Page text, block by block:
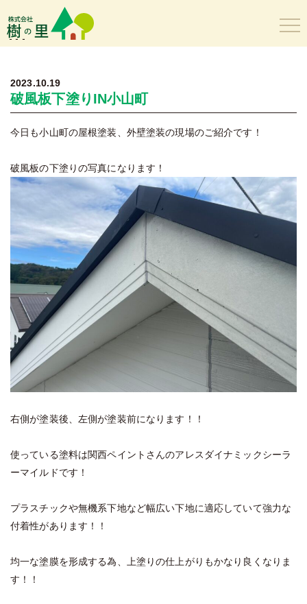
樹の里
2023.10.19
破風板下塗りIN小山町
今日も小山町の屋根塗装、外壁塗装の現場のご紹介です！
破風板の下塗りの写真になります！
右側が塗装後、左側が塗装前になります！！
使っている塗料は関西ペイントさんのアレスダイナミックシーラ
ーマイルドです！
プラスチックや無機系下地など幅広い下地に適応していて強力な
付着性があります！！
均一な塗膜を形成する為、上塗りの仕上がりもかなり良くなりま
す！！